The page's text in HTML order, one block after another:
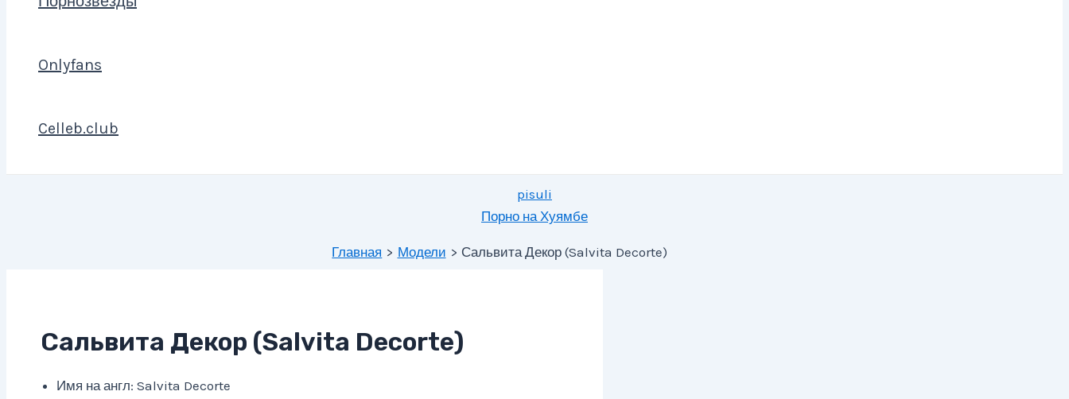
Onlyfans
Celleb.club
pisuli
Порно на Хуямбе
Главная Модели Сальвита Декор (Salvita Decorte)
Сальвита Декор (Salvita Decorte)
Имя на англ: Salvita Decorte